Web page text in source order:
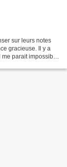
sur leurs notes
gracieuse. Il y a
parait impossible